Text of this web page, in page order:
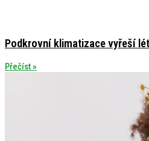
Podkrovní klimatizace vyřeší
Přečíst »